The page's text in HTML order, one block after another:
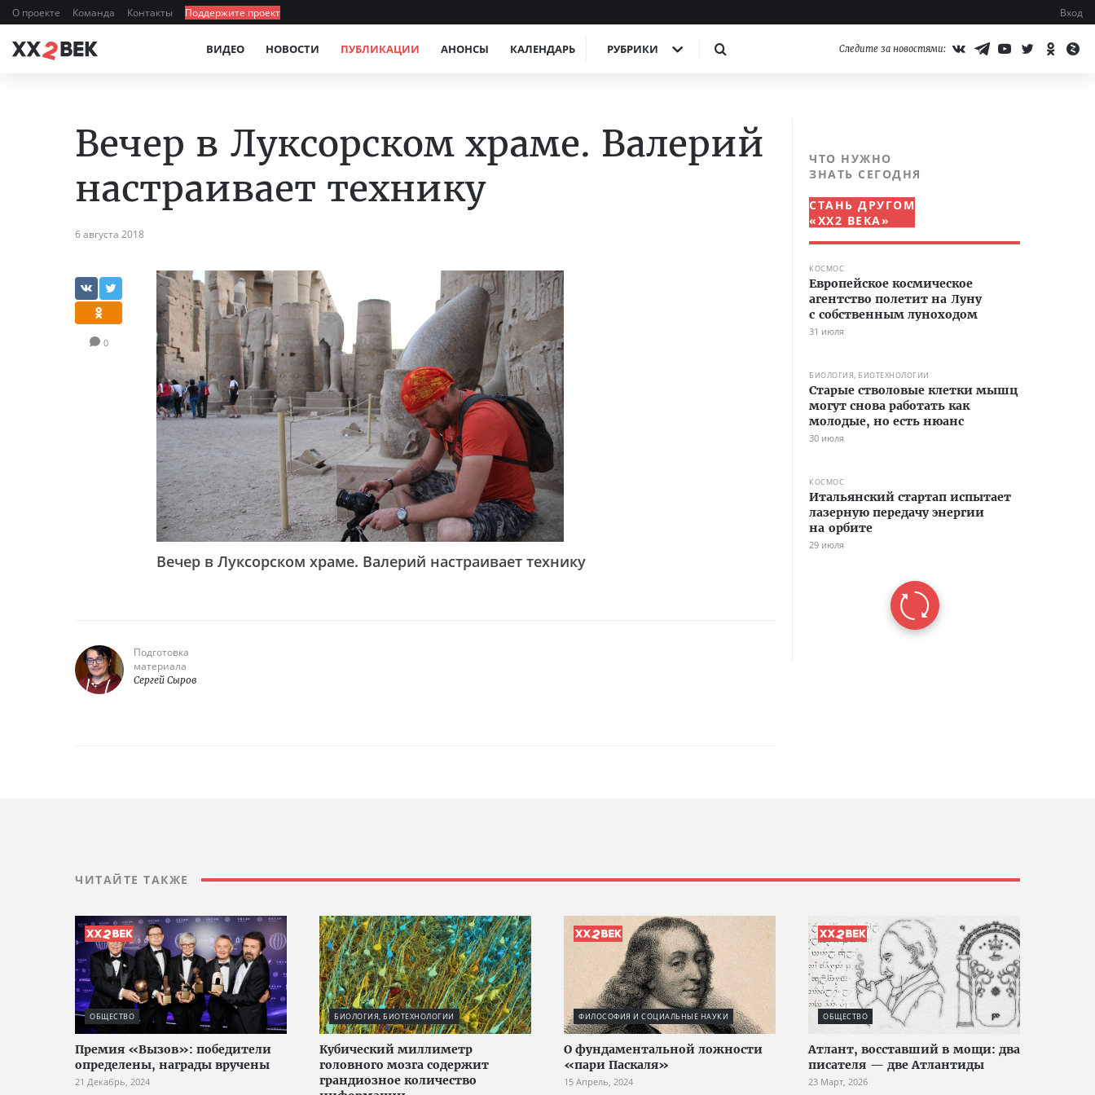
О проекте Команда Контакты Поддержите проект Вход
ВИДЕО НОВОСТИ ПУБЛИКАЦИИ АНОНСЫ КАЛЕНДАРЬ РУБРИКИ Следите за новостями:
Вечер в Луксорском храме. Валерий
настраивает технику
6 августа 2018
0
Вечер в Луксорском храме. Валерий настраивает технику
Подготовка
материала
Сергей Сыров
ЧТО НУЖНО
ЗНАТЬ СЕГОДНЯ
СТАНЬ ДРУГОМ
«XX2 ВЕКА»
КОСМОС
Европейское космическое
агентство полетит на Луну
с собственным луноходом
31 июля
БИОЛОГИЯ, БИОТЕХНОЛОГИИ
Старые стволовые клетки мышц
могут снова работать как
молодые, но есть нюанс
30 июля
КОСМОС
Итальянский стартап испытает
лазерную передачу энергии
на орбите
29 июля
ЧИТАЙТЕ ТАКЖЕ
ОБЩЕСТВО
Премия «Вызов»: победители
определены, награды вручены
21 Декабрь, 2024
БИОЛОГИЯ, БИОТЕХНОЛОГИИ
Кубический миллиметр
головного мозга содержит
грандиозное количество
ФИЛОСОФИЯ И СОЦИАЛЬНЫЕ НАУКИ
О фундаментальной ложности
«пари Паскаля»
15 Апрель, 2024
ОБЩЕСТВО
Атлант, восставший в мощи: два
писателя — две Атлантиды
23 Март, 2026